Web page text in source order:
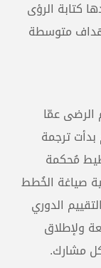
كتابة الرؤى
متوسطة
عمّا
ترجمة
مُحكمة
صياغة الخُطط
الدوري
ولإطلاق
مشارك.